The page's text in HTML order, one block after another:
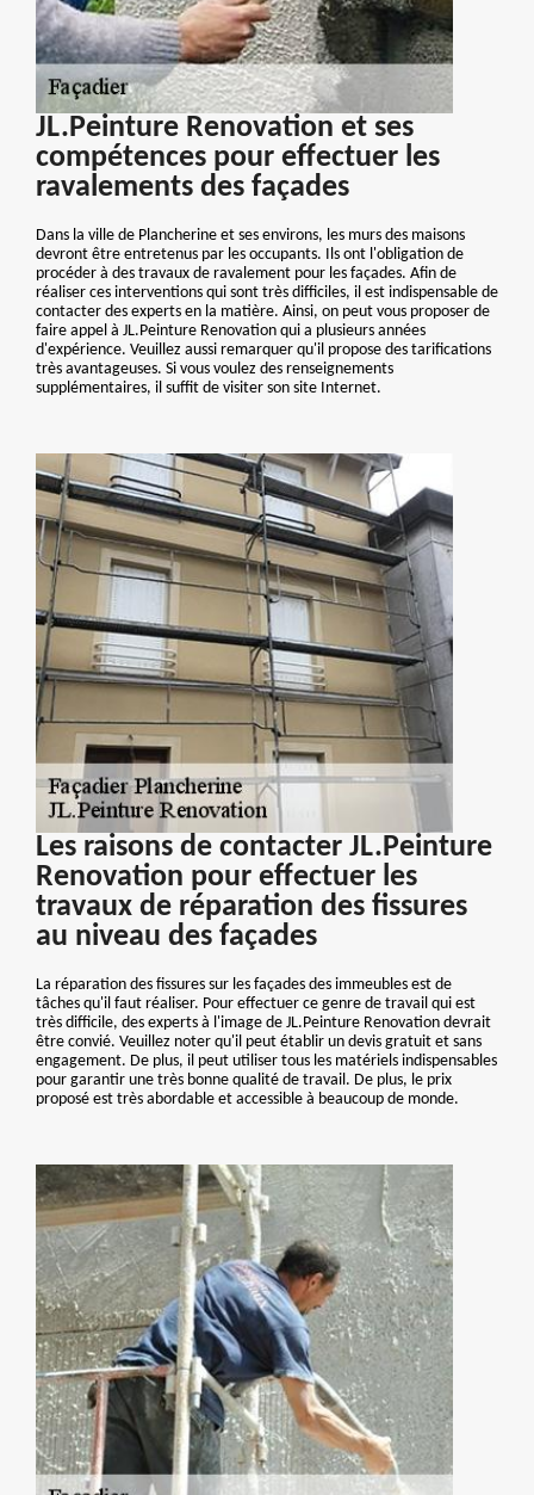
JL.Peinture Renovation et ses
compétences pour effectuer les
ravalements des façades
Dans la ville de Plancherine et ses environs, les murs des maisons
devront être entretenus par les occupants. Ils ont l'obligation de
procéder à des travaux de ravalement pour les façades. Afin de
réaliser ces interventions qui sont très difficiles, il est indispensable de
contacter des experts en la matière. Ainsi, on peut vous proposer de
faire appel à JL.Peinture Renovation qui a plusieurs années
d'expérience. Veuillez aussi remarquer qu'il propose des tarifications
très avantageuses. Si vous voulez des renseignements
supplémentaires, il suffit de visiter son site Internet.
Les raisons de contacter JL.Peinture
Renovation pour effectuer les
travaux de réparation des fissures
au niveau des façades
La réparation des fissures sur les façades des immeubles est de
tâches qu'il faut réaliser. Pour effectuer ce genre de travail qui est
très difficile, des experts à l'image de JL.Peinture Renovation devrait
être convié. Veuillez noter qu'il peut établir un devis gratuit et sans
engagement. De plus, il peut utiliser tous les matériels indispensables
pour garantir une très bonne qualité de travail. De plus, le prix
proposé est très abordable et accessible à beaucoup de monde.